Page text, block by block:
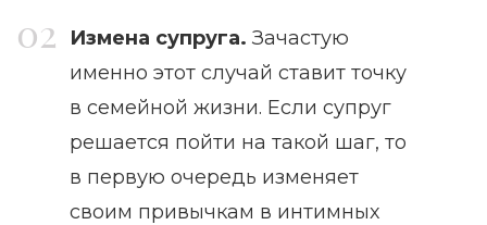
Измена супруга. Зачастую
именно этот случай ставит точку
в семейной жизни. Если супруг
решается пойти на такой шаг, то
в первую очередь изменяет
своим привычкам в интимных